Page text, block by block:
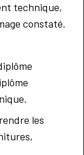
technique,
constaté.
les